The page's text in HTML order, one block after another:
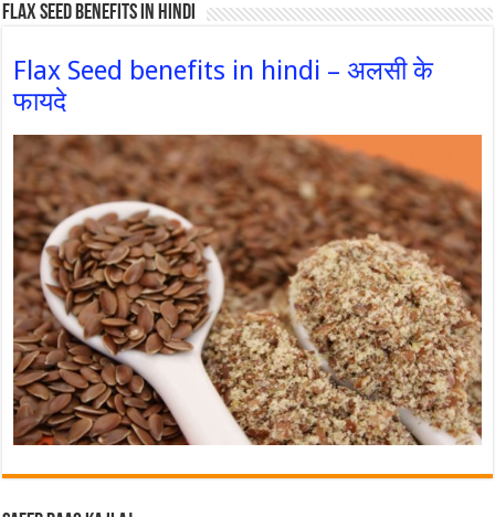
Flax Seed Benefits in hindi
Flax Seed benefits in hindi – अलसी के
फायदे